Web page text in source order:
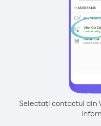
Selectați contactul din